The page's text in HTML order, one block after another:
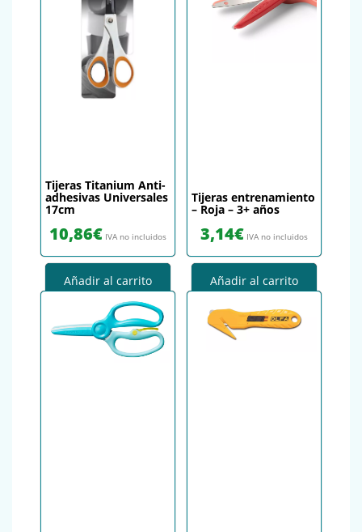
Tijeras Titanium Anti-
adhesivas Universales
17cm
10,86€ IVA no incluidos
Añadir al carrito
Tijeras entrenamiento
– Roja – 3+ años
3,14€ IVA no incluidos
Añadir al carrito